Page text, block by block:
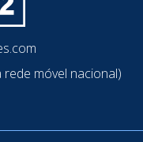
móvel nacional)